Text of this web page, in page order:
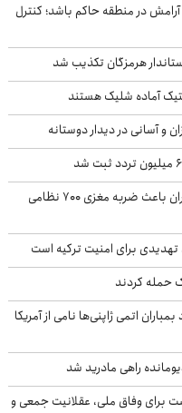
در منطقه حاکم باشد؛ کنترل
هرمزگان تکذیب شد
آماده شلیک هستند
و آسانی در دیدار دوستانه
آسوشیتدپرس افشا کرد: حملات سنگین ایران باعث ضربه مغزی ۷۰۰ نظامی
برای امنیت ترکیه است
حمله کردند
اتمی ژاپنی‌ها نامی از آمریکا
راهی مادرید شد
برای وفاق ملی، عقلانیت جمعی و